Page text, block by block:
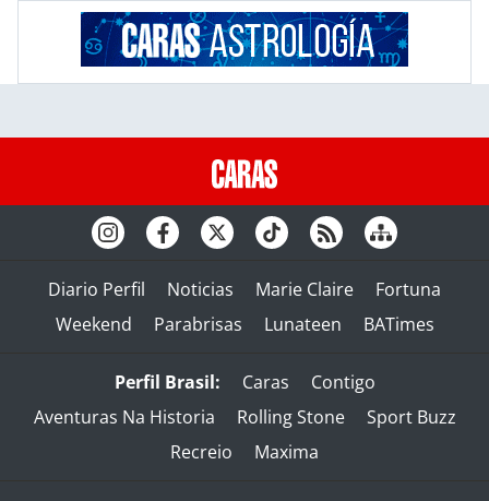
Diario Perfil Noticias Marie Claire
Fortuna
Weekend
Parabrisas Lunateen BATimes
Perfil Brasil: Caras
Contigo
Aventuras Na Historia
Rolling Stone
Sport Buzz
Recreio
Maxima